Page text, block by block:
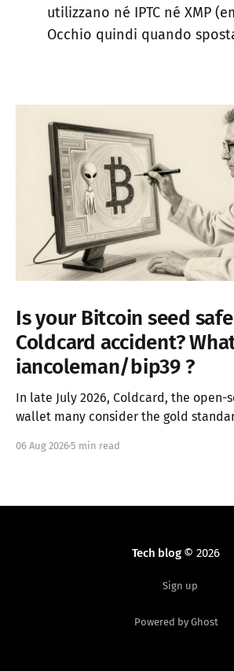
utilizzano né IPTC né XMP
Occhio quindi quando
Is your Bitcoin seed
Coldcard accident?
iancoleman/bip39 ?
In late July 2026, Coldcard, the open-
wallet many consider the gold
integration error from March 2021
06 Aug 20265 min read
Tech blog© 2026
Sign up
Powered by Ghost